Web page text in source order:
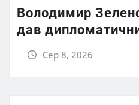
Володимир
дав
Сер 8, 2026